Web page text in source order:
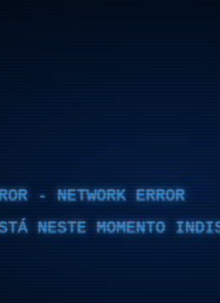
- NETWORK ERROR
NESTE MOMENTO